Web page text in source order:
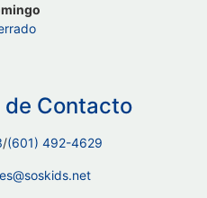
de Contacto
/(601) 492-4629